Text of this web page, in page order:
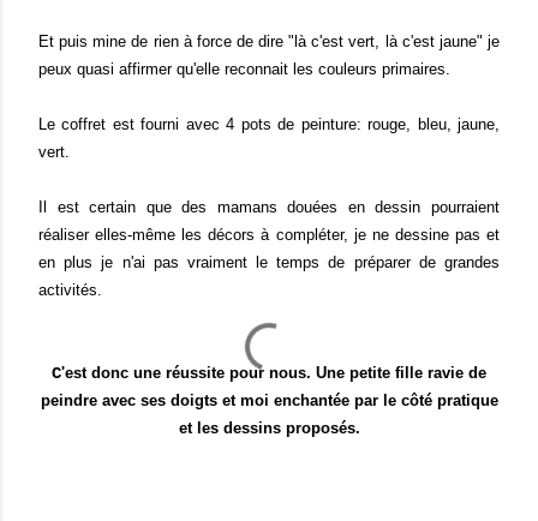
Et puis mine de rien à force de dire "là c'est vert, là c'est jaune" je
peux quasi affirmer qu'elle reconnait les couleurs primaires.
Le coffret est fourni avec 4 pots de peinture: rouge, bleu, jaune,
vert.
Il est certain que des mamans douées en dessin pourraient
réaliser elles-même les décors à compléter, je ne dessine pas et
en plus je n'ai pas vraiment le temps de préparer de grandes
activités.
C'est donc une réussite pour nous. Une petite fille ravie de
peindre avec ses doigts et moi enchantée par le côté pratique
et les dessins proposés.